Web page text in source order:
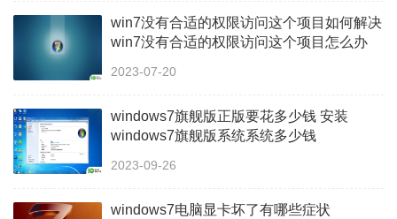
win7没有合适的权限访问这个项目如何解决
win7没有合适的权限访问这个项目怎么办
2023-07-20
windows7旗舰版正版要花多少钱 安装
windows7旗舰版系统系统多少钱
2023-09-26
windows7电脑显卡坏了有哪些症状